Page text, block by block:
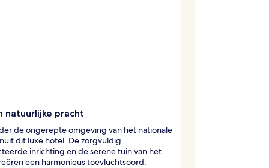
natuurlijke pracht
de ongerepte omgeving van het nationale
dit luxe hotel. De zorgvuldig
inrichting en de serene tuin van het
een harmonieus toevluchtsoord.